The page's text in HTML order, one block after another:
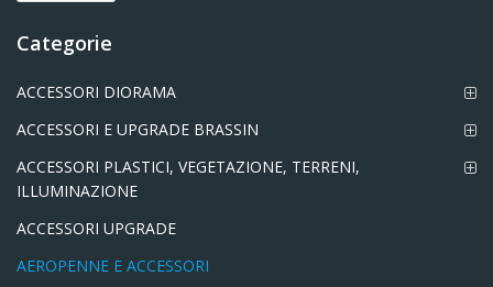
Categorie
ACCESSORI DIORAMA
ACCESSORI E UPGRADE BRASSIN
ACCESSORI PLASTICI, VEGETAZIONE, TERRENI,
ILLUMINAZIONE
ACCESSORI UPGRADE
AEROPENNE E ACCESSORI